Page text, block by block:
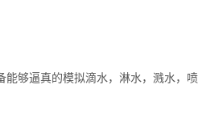
够逼真的模拟滴水，淋水，溅水，喷